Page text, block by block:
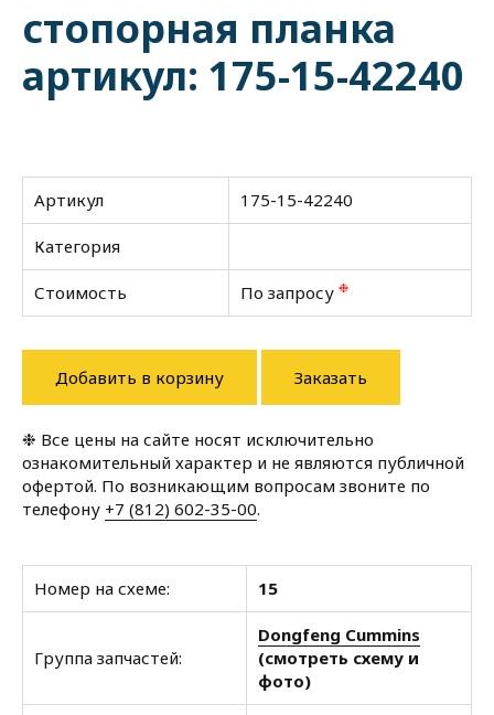
стопорная планка
артикул: 175-15-42240
Артикул 175-15-42240
Категория
Стоимость По запросу ❉
Добавить в корзину Заказать
❉ Все цены на сайте носят исключительно
ознакомительный характер и не являются публичной
офертой. По возникающим вопросам звоните по
телефону +7 (812) 602-35-00.
Номер на схеме: 15
Группа запчастей:
Dongfeng Cummins
(смотреть схему и
фото)